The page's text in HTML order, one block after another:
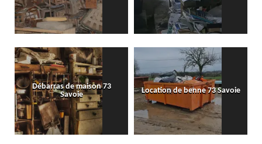
Débarras de maison 73
Savoie
Location de benne 73 Savoie